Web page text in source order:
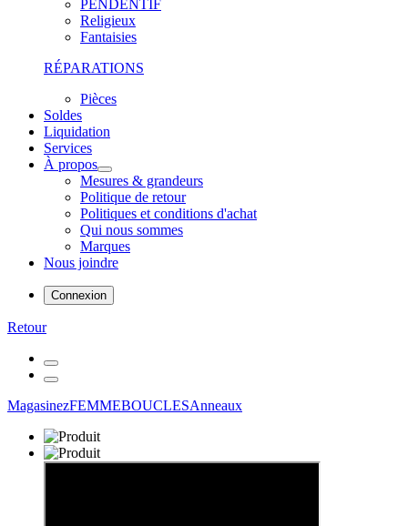
PENDENTIF
Religieux
Fantaisies
RÉPARATIONS
Pièces
Soldes
Liquidation
Services
À propos
Mesures & grandeurs
Politique de retour
Politiques et conditions d'achat
Qui nous sommes
Marques
Nous joindre
Connexion
Retour
MagasinezFEMMEBOUCLESAnneaux